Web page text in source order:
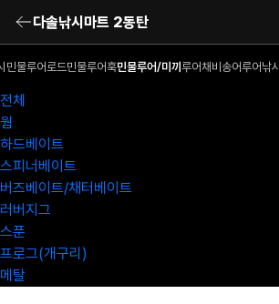
다솔낚시마트 2동탄
민물루어로드민물루어훅민물루어/미끼 루어채비 송어루어낚시
전체
웜
하드베이트
스피너베이트
버즈베이트/채터베이트
러버지그
스푼
프로그(개구리)
메탈